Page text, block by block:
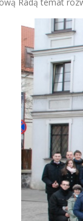
Radą temat